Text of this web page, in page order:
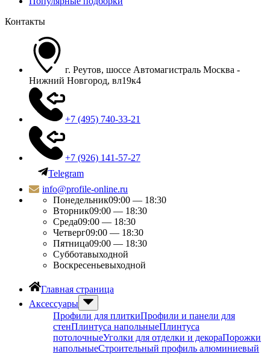
Контакты
г. Реутов, шоссе Автомагистраль Москва -
Нижний Новгород, вл19к4
+7 (495) 740-33-21
+7 (926) 141-57-27
Telegram
info@profile-online.ru
Понедельник09:00 — 18:30
Вторник09:00 — 18:30
Среда09:00 — 18:30
Четверг09:00 — 18:30
Пятница09:00 — 18:30
Субботавыходной
Воскресеньевыходной
Главная страница
Аксессуары
Профили для плиткиПрофили и панели для
стенПлинтуса напольныеПлинтуса
потолочныеУголки для отделки и декораПорожки
напольныеСтроительный профиль алюминиевый